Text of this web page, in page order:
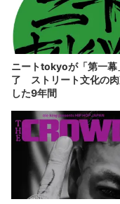
ニートtokyoが「第一幕
了 ストリート文化の
した9年間